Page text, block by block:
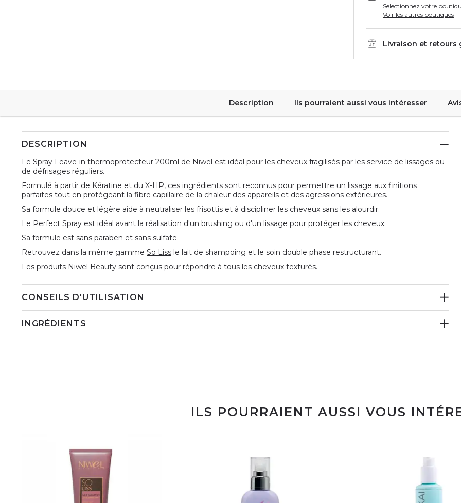
Selectionnez votre
Voir les autres boutiques
Livraison et retours
Description Ils pourraient aussi vous intéresser
DESCRIPTION
Le Spray Leave-in thermoprotecteur 200ml de Niwel est idéal pour les cheveux fragilisés par les service de lissages ou
de défrisages réguliers.
Formulé à partir de Kératine et du X-HP, ces ingrédients sont reconnus pour permettre un lissage aux finitions
parfaites tout en protégeant la fibre capillaire de la chaleur des appareils et des agressions extérieures.
Sa formule douce et légère aide à neutraliser les frisottis et à discipliner les cheveux sans les alourdir.
Le Perfect Spray est idéal avant la réalisation d'un brushing ou d'un lissage pour protéger les cheveux.
Sa formule est sans paraben et sans sulfate.
Retrouvez dans la même gamme So Liss le lait de shampoing et le soin double phase restructurant.
Les produits Niwel Beauty sont conçus pour répondre à tous les cheveux texturés.
CONSEILS D'UTILISATION
INGRÉDIENTS
ILS POURRAIENT AUSSI VOUS